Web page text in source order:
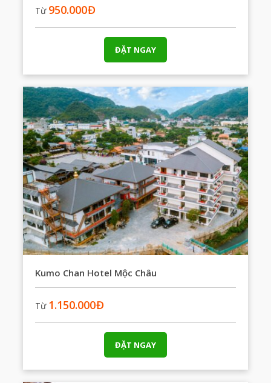
Từ 950.000Đ
ĐẶT NGAY
Kumo Chan Hotel Mộc Châu
Từ 1.150.000Đ
ĐẶT NGAY